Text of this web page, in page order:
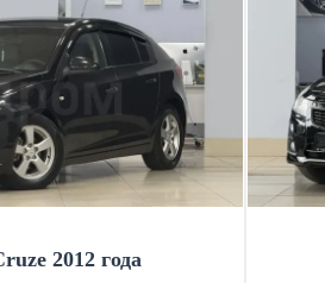
2012 года